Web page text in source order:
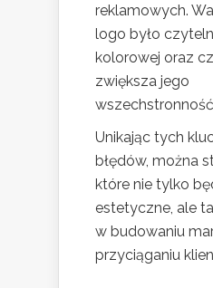
reklamowych.
logo było
kolorowej oraz
zwiększa jego
Unikając tych
błędów, można
które nie tylko
estetyczne, ale
w budowaniu
przyciąganiu